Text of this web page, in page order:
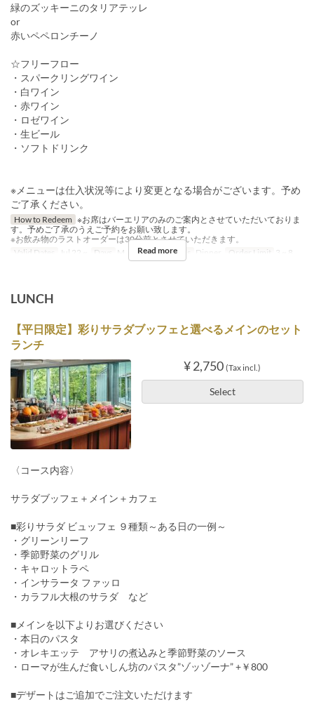
緑のズッキーニのタリアテッレ
or
赤いペペロンチーノ
☆フリーフロー
・スパークリングワイン
・白ワイン
・赤ワイン
・ロゼワイン
・生ビール
・ソフトドリンク
※メニューは仕入状況等により変更となる場合がございます。予め
ご了承ください。
How to Redeem ※お席はバーエリアのみのご案内とさせていただいておりま
す。予めご了承のうえご予約をお願い致します。
※お飲み物のラストオーダーは30分前とさせていただきます。
Valid Dates
Jul 22 ~ Days M, Tu, W, Th Meals Dinner Order Limit 3 ~ 8
Read more
LUNCH
【平日限定】彩りサラダブッフェと選べるメインのセット
ランチ
¥ 2,750 (Tax incl.)
Select
〈コース内容〉
サラダブッフェ＋メイン＋カフェ
■彩りサラダ ビュッフェ ９種類～ある日の一例～
・グリーンリーフ
・季節野菜のグリル
・キャロットラペ
・インサラータ ファッロ
・カラフル大根のサラダ など
■メインを以下よりお選びください
・本日のパスタ
・オレキエッテ アサリの煮込みと季節野菜のソース
・ローマが生んだ食いしん坊のパスタ”ゾッゾーナ” +￥800
■デザートはご追加でご注文いただけます